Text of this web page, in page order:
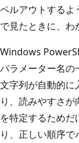
ペルアウトするよ
で見たときに、わ
Windows
パラメーター名の
文字列が自動的に
り、読みやすさ
を特定するためだ
り、正しい順序